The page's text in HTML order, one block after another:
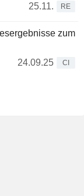
25.11.
RE
zum
24.09.25
CI